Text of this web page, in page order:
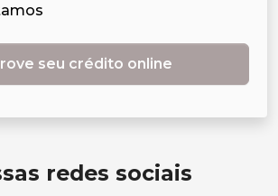
seu crédito online
redes sociais